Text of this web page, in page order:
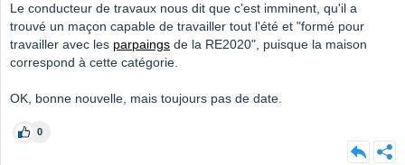
Le conducteur de travaux nous dit que c'est imminent, qu'il a
trouvé un maçon capable de travailler tout l'été et "formé pour
travailler avec les parpaings de la RE2020", puisque la maison
correspond à cette catégorie.
OK, bonne nouvelle, mais toujours pas de date.
0